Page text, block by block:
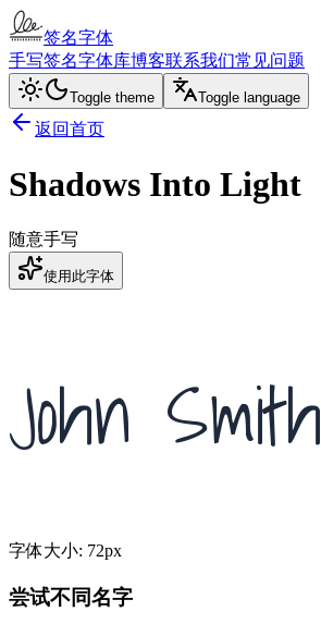
签名字体
手写签名字体库博客联系我们常见问题
Toggle theme Toggle language
返回首页
Shadows Into Light
随意手写
使用此字体
John Smith
字体大小: 72px
尝试不同名字